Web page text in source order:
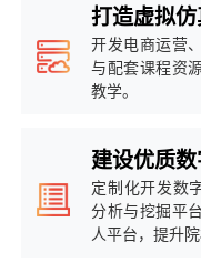
打造虚拟
开发电商运营
与配套课程资
教学。
建设优质
定制化开发数
分析与挖掘平
人平台，提升